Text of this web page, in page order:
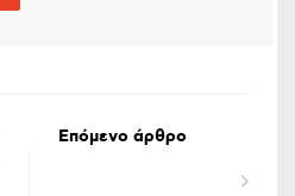
Επόμενο άρθρο